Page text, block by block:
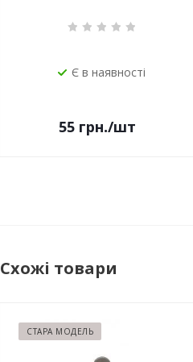
Є в наявності
55 грн./шт
Схожі товари
СТАРА МОДЕЛЬ